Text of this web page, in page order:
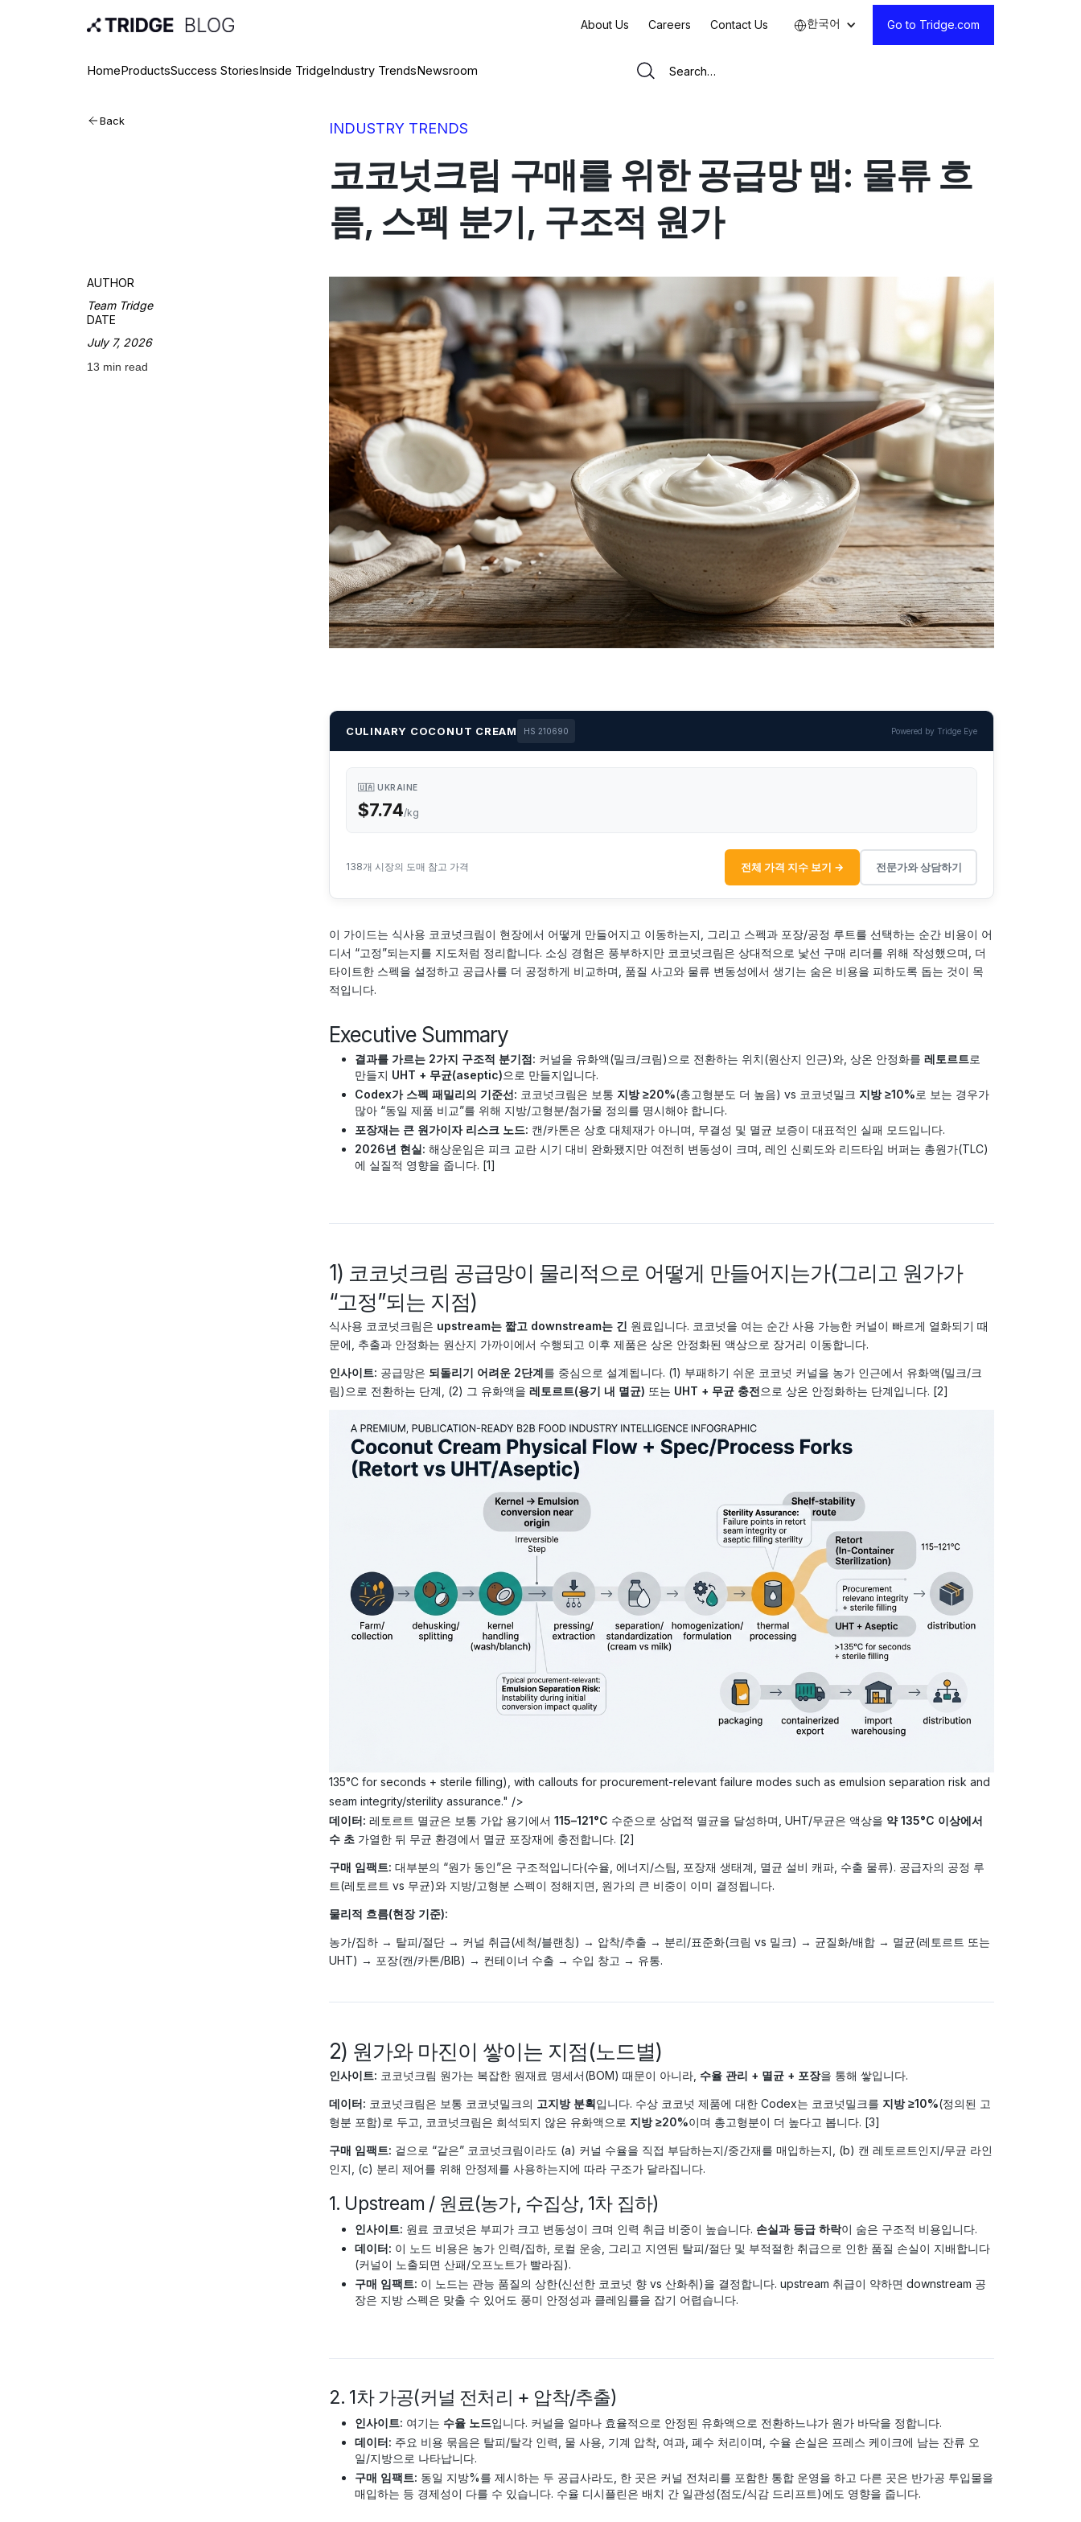
About Us Careers Contact Us 한국어 Go to Tridge.com
HomeProductsSuccess StoriesInside TridgeIndustry TrendsNewsroom
Back INDUSTRY TRENDS
코코넛크림 구매를 위한 공급망 맵: 물류 흐
름, 스펙 분기, 구조적 원가
AUTHOR
Team Tridge
DATE
July 7, 2026
13 min read
CULINARY COCONUT CREAM HS 210690 Powered by Tridge Eye
🇺🇦 UKRAINE
$7.74/kg
138개 시장의 도매 참고 가격 전체 가격 지수 보기 → 전문가와 상담하기
이 가이드는 식사용 코코넛크림이 현장에서 어떻게 만들어지고 이동하는지, 그리고 스펙과 포장/공정 루트를 선택하는 순간 비용이 어
디서 “고정”되는지를 지도처럼 정리합니다. 소싱 경험은 풍부하지만 코코넛크림은 상대적으로 낯선 구매 리더를 위해 작성했으며, 더
타이트한 스펙을 설정하고 공급사를 더 공정하게 비교하며, 품질 사고와 물류 변동성에서 생기는 숨은 비용을 피하도록 돕는 것이 목
적입니다.
Executive Summary
결과를 가르는 2가지 구조적 분기점: 커널을 유화액(밀크/크림)으로 전환하는 위치(원산지 인근)와, 상온 안정화를 레토르트로
만들지 UHT + 무균(aseptic)으로 만들지입니다.
Codex가 스펙 패밀리의 기준선: 코코넛크림은 보통 지방 ≥20%(총고형분도 더 높음) vs 코코넛밀크 지방 ≥10%로 보는 경우가
많아 “동일 제품 비교”를 위해 지방/고형분/첨가물 정의를 명시해야 합니다.
포장재는 큰 원가이자 리스크 노드: 캔/카톤은 상호 대체재가 아니며, 무결성 및 멸균 보증이 대표적인 실패 모드입니다.
2026년 현실: 해상운임은 피크 교란 시기 대비 완화됐지만 여전히 변동성이 크며, 레인 신뢰도와 리드타임 버퍼는 총원가(TLC)
에 실질적 영향을 줍니다. [1]
1) 코코넛크림 공급망이 물리적으로 어떻게 만들어지는가(그리고 원가가
“고정”되는 지점)
식사용 코코넛크림은 upstream는 짧고 downstream는 긴 원료입니다. 코코넛을 여는 순간 사용 가능한 커널이 빠르게 열화되기 때
문에, 추출과 안정화는 원산지 가까이에서 수행되고 이후 제품은 상온 안정화된 액상으로 장거리 이동합니다.
인사이트: 공급망은 되돌리기 어려운 2단계를 중심으로 설계됩니다. (1) 부패하기 쉬운 코코넛 커널을 농가 인근에서 유화액(밀크/크
림)으로 전환하는 단계, (2) 그 유화액을 레토르트(용기 내 멸균) 또는 UHT + 무균 충전으로 상온 안정화하는 단계입니다. [2]
135°C for seconds + sterile filling), with callouts for procurement-relevant failure modes such as emulsion separation risk and
seam integrity/sterility assurance." />
데이터: 레토르트 멸균은 보통 가압 용기에서 115–121°C 수준으로 상업적 멸균을 달성하며, UHT/무균은 액상을 약 135°C 이상에서
수 초가열한 뒤 무균 환경에서 멸균 포장재에 충전합니다. [2]
구매 임팩트: 대부분의 “원가 동인”은 구조적입니다(수율, 에너지/스팀, 포장재 생태계, 멸균 설비 캐파, 수출 물류). 공급자의 공정 루
트(레토르트 vs 무균)와 지방/고형분 스펙이 정해지면, 원가의 큰 비중이 이미 결정됩니다.
물리적 흐름(현장 기준):
농가/집하 → 탈피/절단 → 커널 취급(세척/블랜칭) → 압착/추출 → 분리/표준화(크림 vs 밀크) → 균질화/배합 → 멸균(레토르트 또는
UHT) → 포장(캔/카톤/BIB) → 컨테이너 수출 → 수입 창고 → 유통.
2) 원가와 마진이 쌓이는 지점(노드별)
인사이트: 코코넛크림 원가는 복잡한 원재료 명세서(BOM) 때문이 아니라, 수율 관리 + 멸균 + 포장을 통해 쌓입니다.
데이터: 코코넛크림은 보통 코코넛밀크의 고지방 분획입니다. 수상 코코넛 제품에 대한 Codex는 코코넛밀크를 지방 ≥10%(정의된 고
형분 포함)로 두고, 코코넛크림은 희석되지 않은 유화액으로 지방 ≥20%이며 총고형분이 더 높다고 봅니다. [3]
구매 임팩트: 겉으로 “같은” 코코넛크림이라도 (a) 커널 수율을 직접 부담하는지/중간재를 매입하는지, (b) 캔 레토르트인지/무균 라인
인지, (c) 분리 제어를 위해 안정제를 사용하는지에 따라 구조가 달라집니다.
1. Upstream / 원료(농가, 수집상, 1차 집하)
인사이트: 원료 코코넛은 부피가 크고 변동성이 크며 인력 취급 비중이 높습니다. 손실과 등급 하락이 숨은 구조적 비용입니다.
데이터: 이 노드 비용은 농가 인력/집하, 로컬 운송, 그리고 지연된 탈피/절단 및 부적절한 취급으로 인한 품질 손실이 지배합니다
(커널이 노출되면 산패/오프노트가 빨라짐).
구매 임팩트: 이 노드는 관능 품질의 상한(신선한 코코넛 향 vs 산화취)을 결정합니다. upstream 취급이 약하면 downstream 공
장은 지방 스펙은 맞출 수 있어도 풍미 안정성과 클레임률을 잡기 어렵습니다.
2. 1차 가공(커널 전처리 + 압착/추출)
인사이트: 여기는 수율 노드입니다. 커널을 얼마나 효율적으로 안정된 유화액으로 전환하느냐가 원가 바닥을 정합니다.
데이터: 주요 비용 묶음은 탈피/탈각 인력, 물 사용, 기계 압착, 여과, 폐수 처리이며, 수율 손실은 프레스 케이크에 남는 잔류 오
일/지방으로 나타납니다.
구매 임팩트: 동일 지방%를 제시하는 두 공급사라도, 한 곳은 커널 전처리를 포함한 통합 운영을 하고 다른 곳은 반가공 투입물을
매입하는 등 경제성이 다를 수 있습니다. 수율 디시플린은 배치 간 일관성(점도/식감 드리프트)에도 영향을 줍니다.